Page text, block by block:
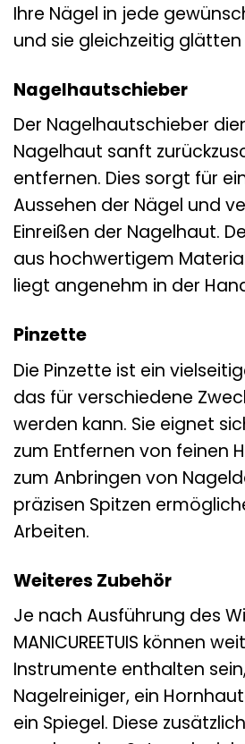
Ihre Nägel in jede
und sie gleichzeitig
Nagelhautschieber
Der Nagelhautschieber
Nagelhaut sanft
entfernen. Dies sorgt für
Aussehen der Nägel und
Einreißen der Nagelhaut.
aus hochwertigem
liegt angenehm in der
Pinzette
Die Pinzette ist ein
das für verschiedene
werden kann. Sie eignet
zum Entfernen von feinen
zum Anbringen von
präzisen Spitzen
Arbeiten.
Weiteres Zubehör
Je nach Ausführung des
MANICUREETUIS können
Instrumente enthalten sein,
Nagelreiniger, ein
ein Spiegel. Diese